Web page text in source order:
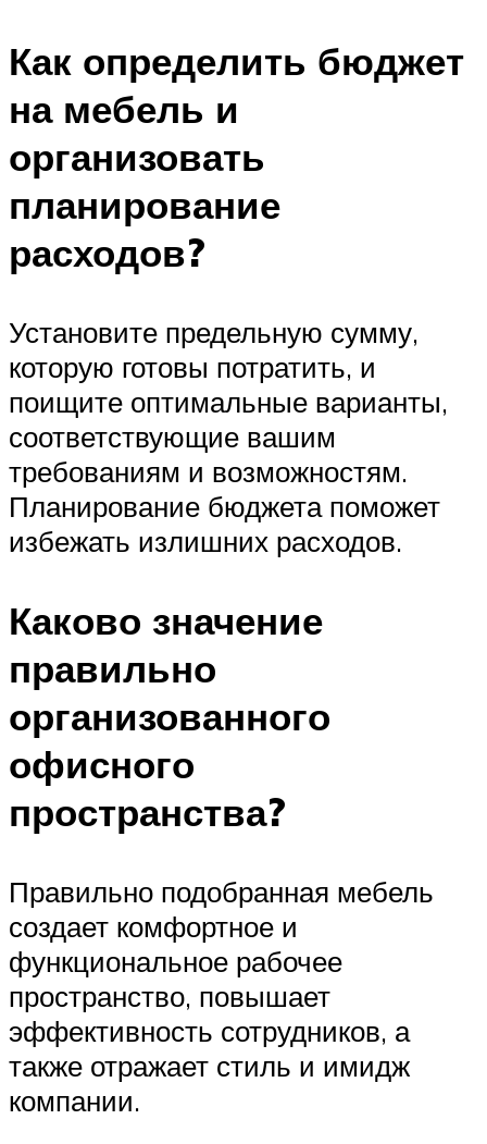
Как определить бюджет
на мебель и
организовать
планирование
расходов?
Установите предельную сумму,
которую готовы потратить, и
поищите оптимальные варианты,
соответствующие вашим
требованиям и возможностям.
Планирование бюджета поможет
избежать излишних расходов.
Каково значение
правильно
организованного
офисного
пространства?
Правильно подобранная мебель
создает комфортное и
функциональное рабочее
пространство, повышает
эффективность сотрудников, а
также отражает стиль и имидж
компании.